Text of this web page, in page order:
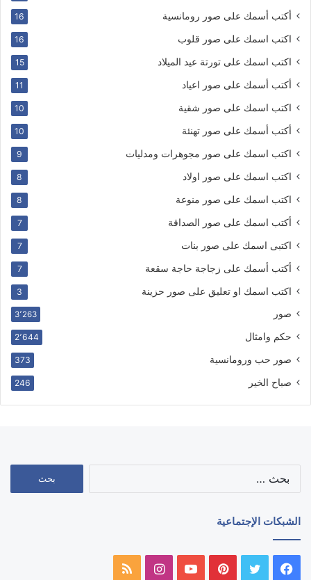
أكتب أسمك على صور رومانسية 16
اكتب اسمك على صور قلوب 16
اكتب اسمك على تورتة عيد الميلاد 15
أكتب أسمك على صور اعياد 11
اكتب اسمك على صور شقية 10
أكتب أسمك على صور تهنئة 10
اكتب اسمك على صور مجوهرات ومدليات 9
اكتب اسمك على صور اولاد 8
اكتب اسمك على صور منوعة 8
أكتب اسمك على صور الصداقة 7
اكتبى اسمك على صور بنات 7
أكتب أسمك على زجاجة حاجة سقعة 7
اكتب اسمك او تعليق على صور حزينة 3
صور 3٬263
حكم وامثال 2٬644
صور حب ورومانسية 373
صباح الخير 246
الشبكات الإجتماعية
فيسبوك تويتر بينتيريستيوتيوبانستقرامملخص